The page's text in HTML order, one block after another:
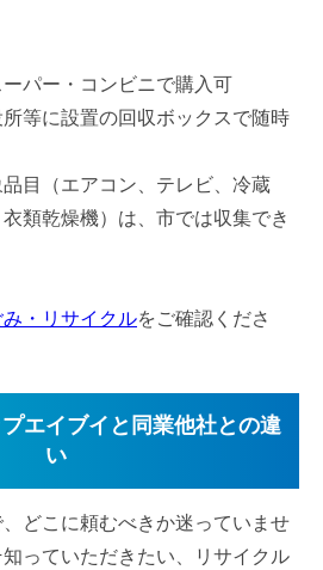
パー・コンビニで購入可
等に設置の回収ボックスで随時
目（エアコン、テレビ、冷蔵
類乾燥機）は、市では収集でき
・リサイクルをご確認くださ
エイブイと同業他社との違
い
どこに頼むべきか迷っていませ
っていただきたい、リサイクル